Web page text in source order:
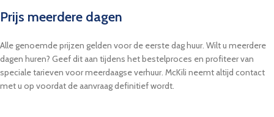
Prijs meerdere dagen
Alle genoemde prijzen gelden voor de eerste dag huur. Wilt u meerdere
dagen huren? Geef dit aan tijdens het bestelproces en profiteer van
speciale tarieven voor meerdaagse verhuur. McKili neemt altijd contact
met u op voordat de aanvraag definitief wordt.